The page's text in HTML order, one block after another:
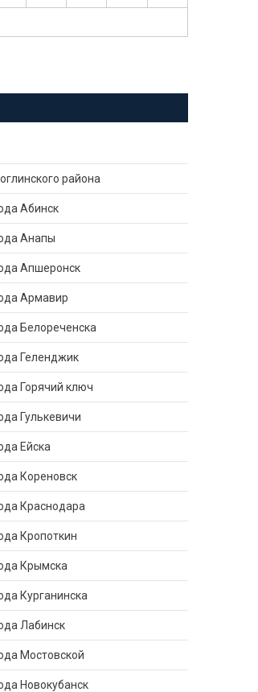
района
Абинск
Анапы
Апшеронск
Армавир
Белореченска
Геленджик
Горячий ключ
Гулькевичи
Ейска
Кореновск
Краснодара
Кропоткин
Крымска
Курганинска
Лабинск
Мостовской
Новокубанск